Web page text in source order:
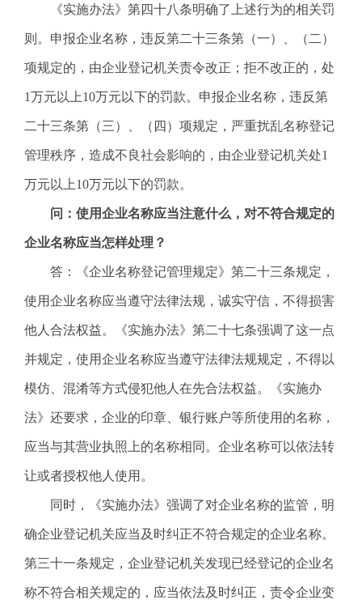
《实施办法》第四十八条明确了上述行为的相关罚
则。申报企业名称，违反第二十三条第（一）、（二）
项规定的，由企业登记机关责令改正；拒不改正的，处
1万元以上10万元以下的罚款。申报企业名称，违反第
二十三条第（三）、（四）项规定，严重扰乱名称登记
管理秩序，造成不良社会影响的，由企业登记机关处1
万元以上10万元以下的罚款。
问：使用企业名称应当注意什么，对不符合规定的
企业名称应当怎样处理？
答：《企业名称登记管理规定》第二十三条规定，
使用企业名称应当遵守法律法规，诚实守信，不得损害
他人合法权益。《实施办法》第二十七条强调了这一点
并规定，使用企业名称应当遵守法律法规规定，不得以
模仿、混淆等方式侵犯他人在先合法权益。《实施办
法》还要求，企业的印章、银行账户等所使用的名称，
应当与其营业执照上的名称相同。企业名称可以依法转
让或者授权他人使用。
同时，《实施办法》强调了对企业名称的监管，明
确企业登记机关应当及时纠正不符合规定的企业名称。
第三十一条规定，企业登记机关发现已经登记的企业名
称不符合相关规定的，应当依法及时纠正，责令企业变